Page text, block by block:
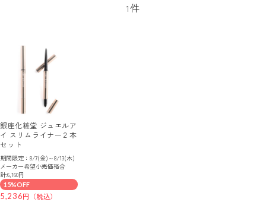
1件
銀座化粧堂 ジュエルア
イ スリムライナー２本
セット
期間限定：8/7(金)～8/13(木)
メーカー希望小売価格合
計:6,160円
15%OFF
5,236